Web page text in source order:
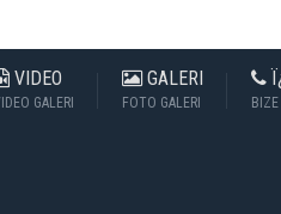
VIDEO
GALERI
GALERI
FOTO GALERI